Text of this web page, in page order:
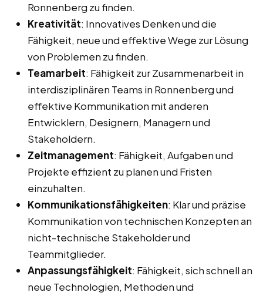
Ronnenberg zu finden.
Kreativität: Innovatives Denken und die
Fähigkeit, neue und effektive Wege zur Lösung
von Problemen zu finden.
Teamarbeit: Fähigkeit zur Zusammenarbeit in
interdisziplinären Teams in Ronnenberg und
effektive Kommunikation mit anderen
Entwicklern, Designern, Managern und
Stakeholdern.
Zeitmanagement: Fähigkeit, Aufgaben und
Projekte effizient zu planen und Fristen
einzuhalten.
Kommunikationsfähigkeiten: Klar und präzise
Kommunikation von technischen Konzepten an
nicht-technische Stakeholder und
Teammitglieder.
Anpassungsfähigkeit: Fähigkeit, sich schnell an
neue Technologien, Methoden und